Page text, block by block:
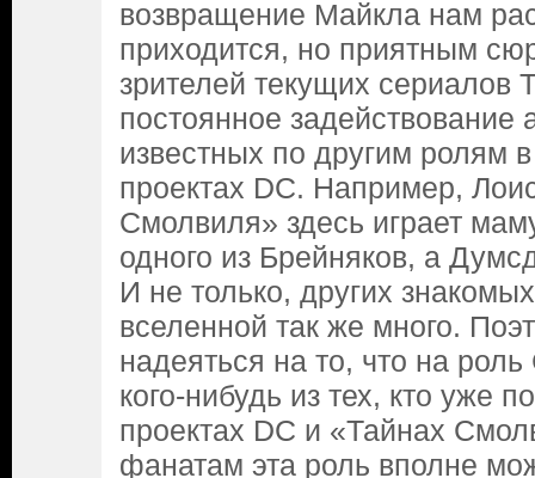
возвращение Майкла нам
приходится, но приятным
зрителей текущих сериалов
постоянное задействование
известных по другим ролям
проектах DC. Например,
Смолвиля» здесь играет
одного из Брейняков, а
И не только, других
вселенной так же много.
надеяться на то, что на
кого-нибудь из тех, кто уже
проектах DC и «Тайнах
фанатам эта роль вполне